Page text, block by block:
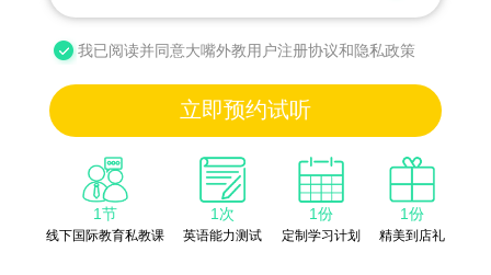
我已阅读并同意大嘴外教用户注册协议和隐私政策
立即预约试听
1节
线下国际教育私教课
1次
英语能力测试
1份
定制学习计划
1份
精美到店礼